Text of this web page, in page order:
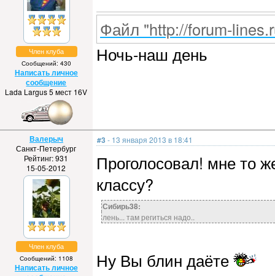
Член клуба
Сообщений: 430
Написать личное
сообщение
Lada Largus 5 мест 16V
Файл "http://forum-
Ночь-наш день
Валерыч
Санкт-Петербург
Рейтинг: 931
15-05-2012
Член клуба
Сообщений: 1108
Написать личное
#3 - 13 января 2013 в 18:41
Проголосовал! мне то
классу?
Сибирь38:
лень... там региться надо..
Ну Вы блин даёте